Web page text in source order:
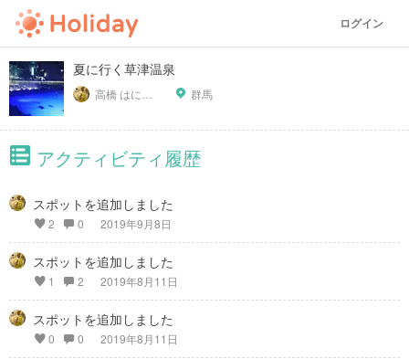
ログイン
夏に行く草津温泉
群馬
アクティビティ履歴
スポットを追加しました
2 0 2019年9月8日
スポットを追加しました
1 2 2019年8月11日
スポットを追加しました
0 0 2019年8月11日